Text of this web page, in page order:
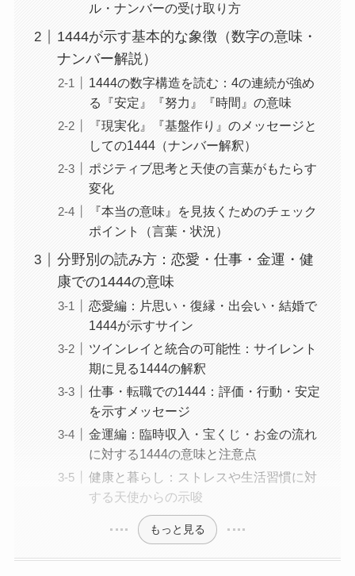
ル・ナンバーの受け取り方
1444が示す基本的な象徴（数字の意味・
ナンバー解説）
1444の数字構造を読む：4の連続が強め
る『安定』『努力』『時間』の意味
『現実化』『基盤作り』のメッセージと
しての1444（ナンバー解釈）
ポジティブ思考と天使の言葉がもたらす
変化
『本当の意味』を見抜くためのチェック
ポイント（言葉・状況）
分野別の読み方：恋愛・仕事・金運・健
康での1444の意味
恋愛編：片思い・復縁・出会い・結婚で
1444が示すサイン
ツインレイと統合の可能性：サイレント
期に見る1444の解釈
仕事・転職での1444：評価・行動・安定
を示すメッセージ
金運編：臨時収入・宝くじ・お金の流れ
に対する1444の意味と注意点
健康と暮らし：ストレスや生活習慣に対
する天使からの示唆
もっと見る